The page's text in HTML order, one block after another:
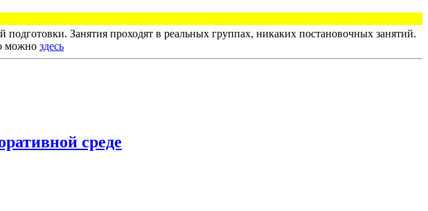
Занятия проходят в реальных группах, никаких постановочных занятий.
можно здесь
среде